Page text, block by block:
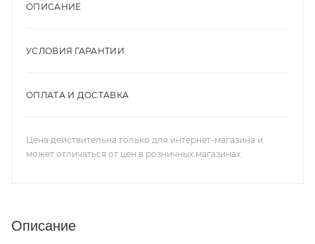
ОПИСАНИЕ
УСЛОВИЯ ГАРАНТИИ
ОПЛАТА И ДОСТАВКА
Цена действительна только для интернет-магазина и
может отличаться от цен в розничных магазинах
Описание